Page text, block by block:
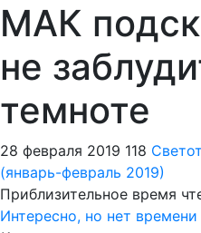
МАК
не
темноте
28 февраля 2019 118
(январь-февраль 2019)
Приблизительное время
Интересно, но нет времени